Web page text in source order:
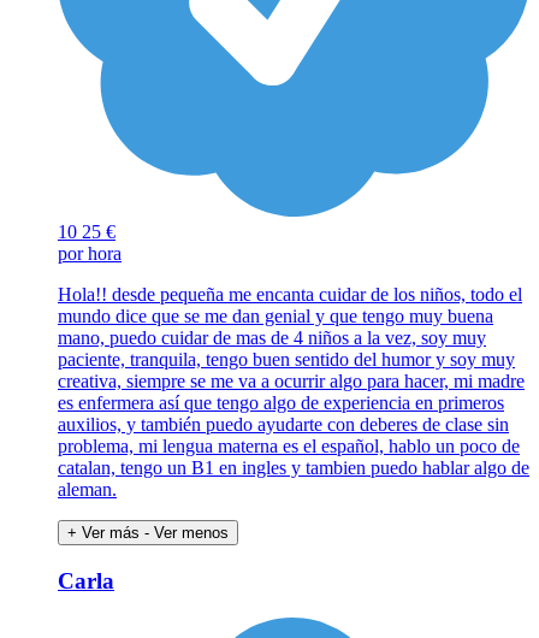
10 25 €
por hora
Hola!! desde pequeña me encanta cuidar de los niños, todo el
mundo dice que se me dan genial y que tengo muy buena
mano, puedo cuidar de mas de 4 niños a la vez, soy muy
paciente, tranquila, tengo buen sentido del humor y soy muy
creativa, siempre se me va a ocurrir algo para hacer, mi madre
es enfermera así que tengo algo de experiencia en primeros
auxilios, y también puedo ayudarte con deberes de clase sin
problema, mi lengua materna es el español, hablo un poco de
catalan, tengo un B1 en ingles y tambien puedo hablar algo de
aleman.
+ Ver más - Ver menos
Carla